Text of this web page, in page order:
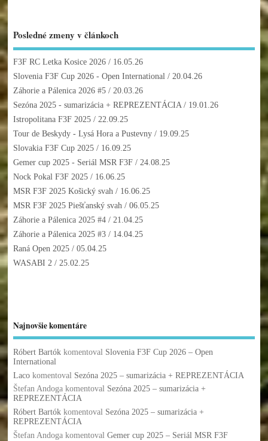
Posledné zmeny v článkoch
F3F RC Letka Kosice 2026/ 16.05.26
Slovenia F3F Cup 2026 - Open International / 20.04.26
Záhorie a Pálenica 2026 #5/ 20.03.26
Sezóna 2025 - sumarizácia + REPREZENTÁCIA/ 19.01.26
Istropolitana F3F 2025/ 22.09.25
Tour de Beskydy - Lysá Hora a Pustevny/ 19.09.25
Slovakia F3F Cup 2025/ 16.09.25
Gemer cup 2025 - Seriál MSR F3F/ 24.08.25
Nock Pokal F3F 2025/ 16.06.25
MSR F3F 2025 Košický svah / 16.06.25
MSR F3F 2025 Piešťanský svah / 06.05.25
Záhorie a Pálenica 2025 #4/ 21.04.25
Záhorie a Pálenica 2025 #3/ 14.04.25
Raná Open 2025/ 05.04.25
WASABI 2 / 25.02.25
Najnovšie komentáre
Róbert Bartókkomentoval Slovenia F3F Cup 2026 – Open
International
Lacokomentoval Sezóna 2025 – sumarizácia + REPREZENTÁCIA
Štefan Andogakomentoval Sezóna 2025 – sumarizácia +
REPREZENTÁCIA
Róbert Bartókkomentoval Sezóna 2025 – sumarizácia +
REPREZENTÁCIA
Štefan Andogakomentoval Gemer cup 2025 – Seriál MSR F3F